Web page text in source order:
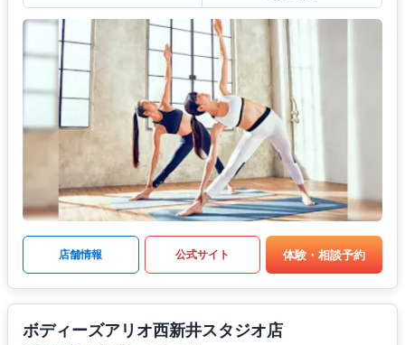
店舗情報 公式サイト 体験・相談予約
ボディーズアリオ西新井スタジオ店